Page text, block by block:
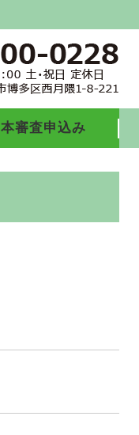
本審査申込み